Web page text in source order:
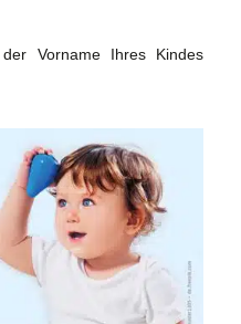
Vorname Ihres Kindes